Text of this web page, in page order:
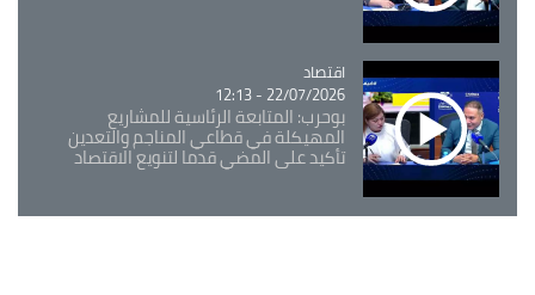
Catégorie
اقتصاد
22/07/2026 - 12:13
بوحرب: المتابعة الرئاسية للمشاريع
المهيكلة في قطاعي المناجم والتعدين
تأكيد على المضي قدما لتنويع الاقتصاد